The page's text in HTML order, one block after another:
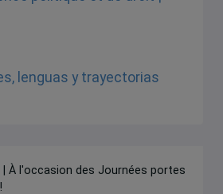
| À l'occasion des Journées portes